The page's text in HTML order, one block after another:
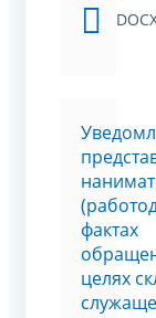
фактах
целях